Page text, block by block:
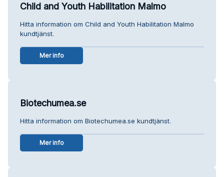
Child and Youth Habilitation Malmo
Hitta information om Child and Youth Habilitation Malmo
kundtjänst.
Mer info
Biotechumea.se
Hitta information om Biotechumea.se kundtjänst.
Mer info